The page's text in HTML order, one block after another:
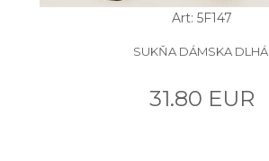
Art: 5F147
SUKŇA DÁMSKA DLHÁ.
31.80 EUR